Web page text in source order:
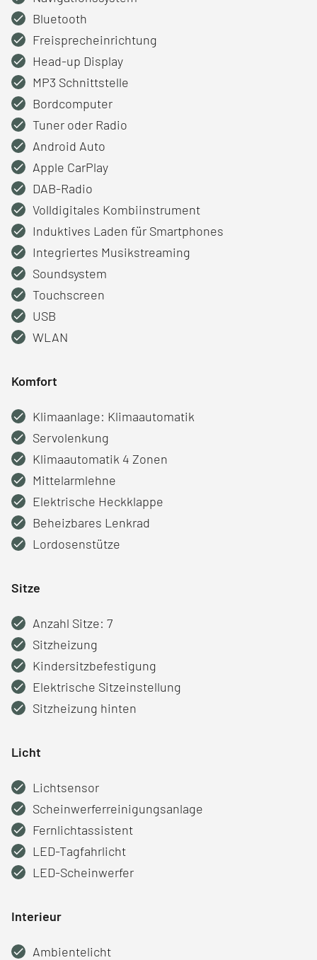
Bluetooth
Freisprecheinrichtung
Head-up Display
MP3 Schnittstelle
Bordcomputer
Tuner oder Radio
Android Auto
Apple CarPlay
DAB-Radio
Volldigitales Kombiinstrument
Induktives Laden für Smartphones
Integriertes Musikstreaming
Soundsystem
Touchscreen
USB
WLAN
Komfort
Klimaanlage: Klimaautomatik
Servolenkung
Klimaautomatik 4 Zonen
Mittelarmlehne
Elektrische Heckklappe
Beheizbares Lenkrad
Lordosenstütze
Sitze
Anzahl Sitze: 7
Sitzheizung
Kindersitzbefestigung
Elektrische Sitzeinstellung
Sitzheizung hinten
Licht
Lichtsensor
Scheinwerferreinigungsanlage
Fernlichtassistent
LED-Tagfahrlicht
LED-Scheinwerfer
Interieur
Ambientelicht